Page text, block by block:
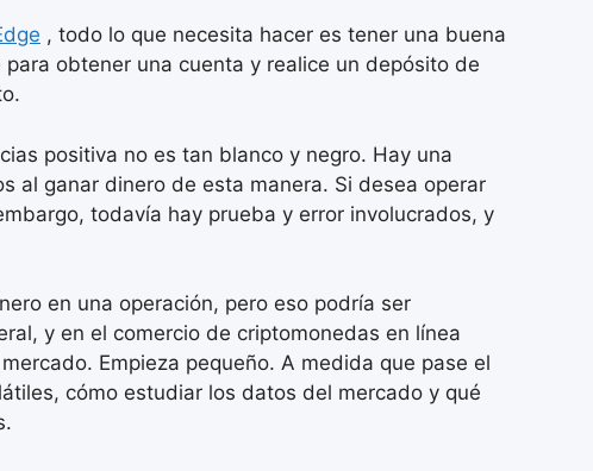
, todo lo que necesita hacer es tener una buena
obtener una cuenta y realice un depósito de
positiva no es tan blanco y negro. Hay una
al ganar dinero de esta manera. Si desea operar
todavía hay prueba y error involucrados, y
en una operación, pero eso podría ser
y en el comercio de criptomonedas en línea
Empieza pequeño. A medida que pase el
cómo estudiar los datos del mercado y qué